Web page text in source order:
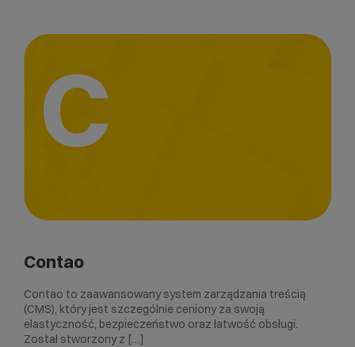
C
Contao
Contao to zaawansowany system zarządzania treścią
(CMS), który jest szczególnie ceniony za swoją
elastyczność, bezpieczeństwo oraz łatwość obsługi.
Został stworzony z […]